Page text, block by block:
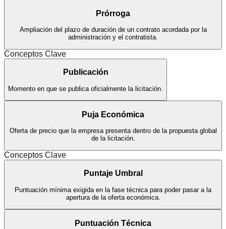
Prórroga
Ampliación del plazo de duración de un contrato acordada por la
administración y el contratista.
Conceptos Clave
Publicación
Momento en que se publica oficialmente la licitación.
Puja Económica
Oferta de precio que la empresa presenta dentro de la propuesta global
de la licitación.
Conceptos Clave
Puntaje Umbral
Puntuación mínima exigida en la fase técnica para poder pasar a la
apertura de la oferta económica.
Puntuación Técnica